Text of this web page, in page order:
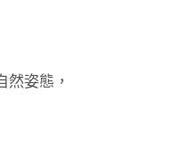
然姿態，